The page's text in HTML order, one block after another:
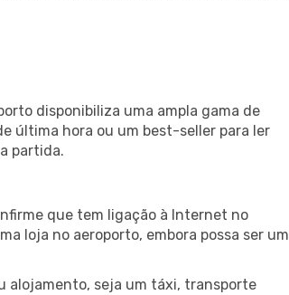
disponibiliza uma ampla gama de
última hora ou um best-seller para ler
partida.
que tem ligação à Internet no
loja no aeroporto, embora possa ser um
alojamento, seja um táxi, transporte